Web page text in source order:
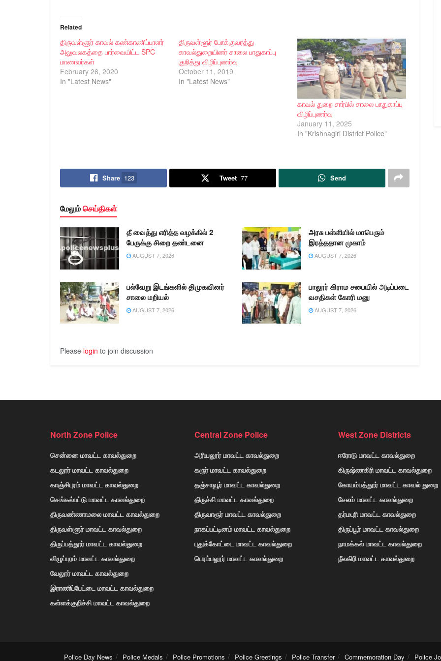
Related
திருவள்ளூர் காவல் கண்காணிப்பாளர்
அலுவலகத்தை பார்வையிட்ட SPC
மாணவர்கள்
February 26, 2020
In "Latest News"
திருவள்ளூர் போக்குவரத்து
காவல்துறையினர் சாலை பாதுகாப்பு
குறித்து விழிப்புணர்வு
October 11, 2019
In "Latest News"
காவல் துறை சார்பில் சாலை பாதுகாப்பு
விழிப்புணர்வு
January 11, 2025
In "Krishnagiri District Police"
Share 123 Tweet 77 Send
மேலும்செய்திகள்
தீ வைத்து எரித்த வழக்கில் 2
பேருக்கு சிறை தண்டனை
AUGUST 7, 2026
அரசு பள்ளியில் மாபெரும்
இரத்ததான முகாம்
AUGUST 7, 2026
பல்வேறு இடங்களில் திமுகவினர்
சாலை மறியல்
AUGUST 7, 2026
பாலூர் கிராம சபையில் அடிப்படை
வசதிகள் கோரி மனு
AUGUST 7, 2026
Please login to join discussion
North Zone Police
சென்னை மாவட்ட காவல்துறை
கடலூர் மாவட்ட காவல்துறை
காஞ்சிபுரம் மாவட்ட காவல்துறை
செங்கல்பட்டு மாவட்ட காவல்துறை
திருவண்ணாமலை மாவட்ட காவல்துறை
திருவள்ளூர் மாவட்ட காவல்துறை
திருப்பத்தூர் மாவட்ட காவல்துறை
விழுப்புரம் மாவட்ட காவல்துறை
வேலூர் மாவட்ட காவல்துறை
இராணிப்பேட்டை மாவட்ட காவல்துறை
கள்ளக்குறிச்சி மாவட்ட காவல்துறை
Central Zone Police
அரியலூர் மாவட்ட காவல்துறை
கரூர் மாவட்ட காவல்துறை
தஞ்சாவூர் மாவட்ட காவல்துறை
திருச்சி மாவட்ட காவல்துறை
திருவாரூர் மாவட்ட காவல்துறை
நாகப்பட்டினம் மாவட்ட காவல்துறை
புதுக்கோட்டை மாவட்ட காவல்துறை
பெரம்பலூர் மாவட்ட காவல்துறை
West Zone Districts
ஈரோடு மாவட்ட காவல்துறை
கிருஷ்ணகிரி மாவட்ட காவல்துறை
கோயம்பத்தூர் மாவட்ட காவல் துறை
சேலம் மாவட்ட காவல்துறை
தர்மபுரி மாவட்ட காவல்துறை
திருப்பூர் மாவட்ட காவல்துறை
நாமக்கல் மாவட்ட காவல்துறை
நீலகிரி மாவட்ட காவல்துறை
Police Day News Police Medals Police Promotions Police Greetings Police Transfer Commemoration Day Police